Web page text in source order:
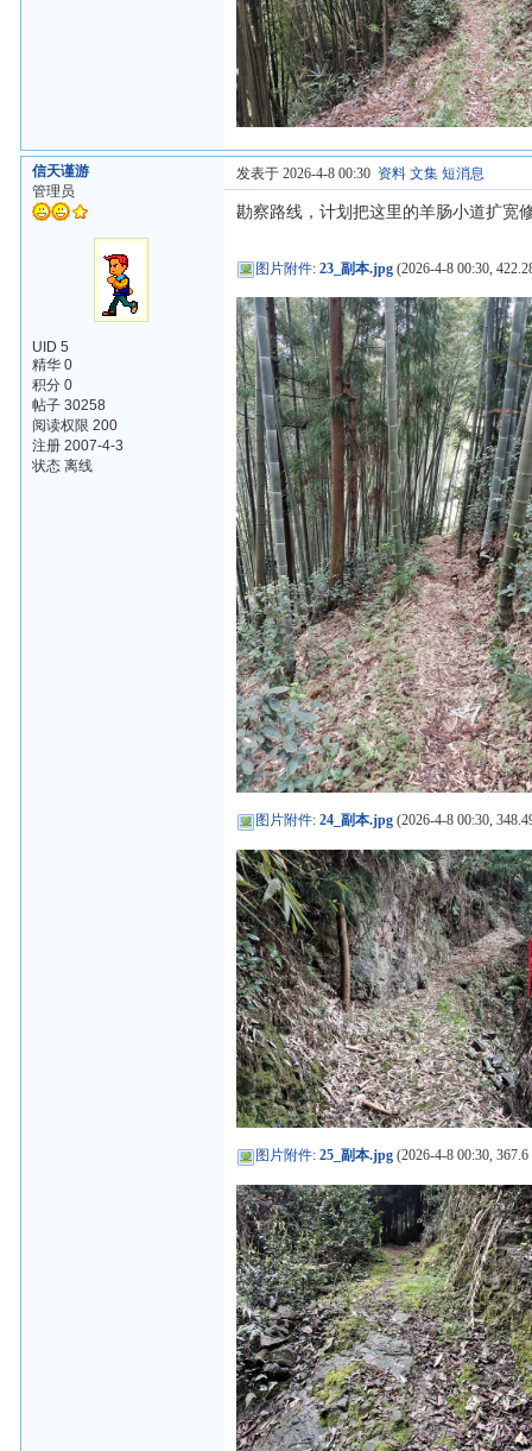
信天谨游
管理员
UID 5
精华 0
积分 0
帖子 30258
阅读权限 200
注册 2007-4-3
状态 离线
发表于 2026-4-8 00:30 资料 文集 短消息
勘察路线，计划把这里的羊肠小道扩宽
图片附件:23_副本.jpg (2026-4-8 00:30,
图片附件:24_副本.jpg (2026-4-8 00:30,
图片附件:25_副本.jpg (2026-4-8 00:30,